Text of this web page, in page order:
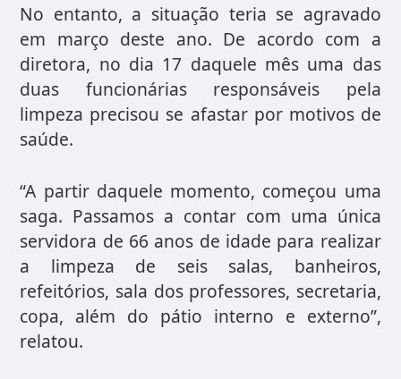
No entanto, a situação teria se agravado
em março deste ano. De acordo com a
diretora, no dia 17 daquele mês uma das
duas funcionárias responsáveis pela
limpeza precisou se afastar por motivos de
saúde.
“A partir daquele momento, começou uma
saga. Passamos a contar com uma única
servidora de 66 anos de idade para realizar
a limpeza de seis salas, banheiros,
refeitórios, sala dos professores, secretaria,
copa, além do pátio interno e externo”,
relatou.